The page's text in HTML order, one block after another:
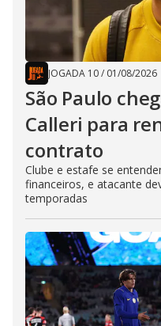
JOGADA 10/ 01/08/2026
São Paulo
Calleri para
contrato
Clube e estafe se
financeiros, e atacante
temporadas